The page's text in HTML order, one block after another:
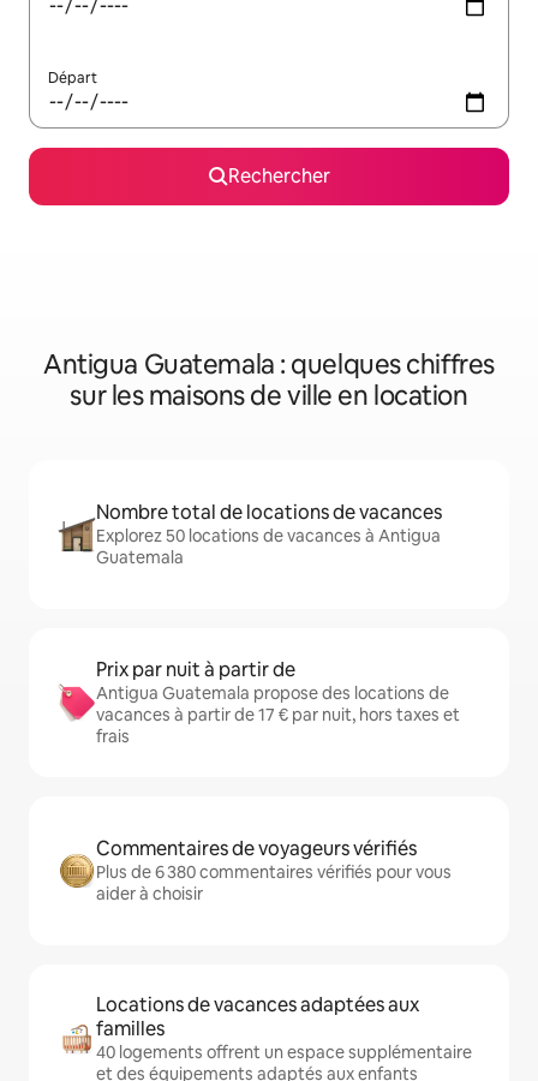
Départ
Rechercher
Antigua Guatemala : quelques chiffres
sur les maisons de ville en location
Nombre total de locations de vacances
Explorez 50 locations de vacances à Antigua
Guatemala
Prix par nuit à partir de
Antigua Guatemala propose des locations de
vacances à partir de 17 € par nuit, hors taxes et
frais
Commentaires de voyageurs vérifiés
Plus de 6 380 commentaires vérifiés pour vous
aider à choisir
Locations de vacances adaptées aux
familles
40 logements offrent un espace supplémentaire
et des équipements adaptés aux enfants